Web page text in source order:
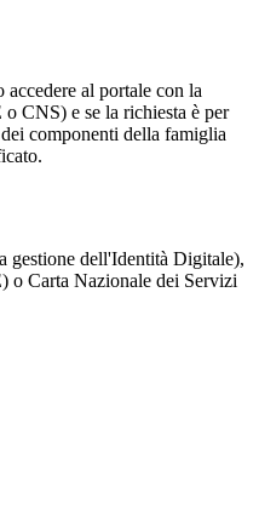
accedere al portale con la
CNS) e se la richiesta è per
componenti della famiglia
gestione dell'Identità Digitale),
o Carta Nazionale dei Servizi